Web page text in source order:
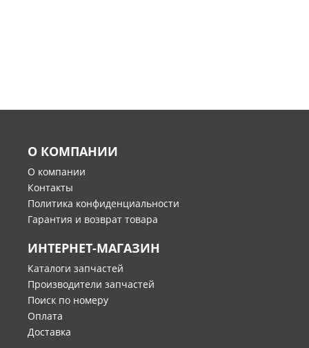
О КОМПАНИИ
О компании
Контакты
Политика конфиденциальности
Гарантия и возврат товара
ИНТЕРНЕТ-МАГАЗИН
Каталоги запчастей
Производители запчастей
Поиск по номеру
Оплата
Доставка